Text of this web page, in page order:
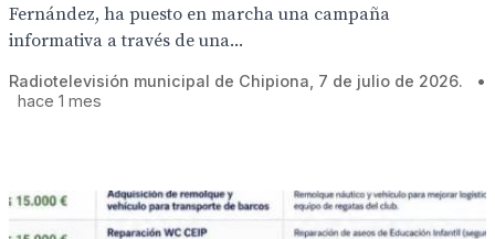
Fernández, ha puesto en marcha una campaña
informativa a través de una...
Radiotelevisión municipal de Chipiona, 7 de julio de 2026.
•
hace 1 mes